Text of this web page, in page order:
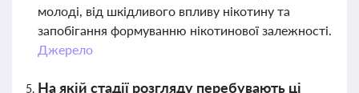
молоді, від шкідливого впливу нікотину та
запобігання формуванню нікотинової залежності.
Джерело
На якій стадії розгляду перебувають ці